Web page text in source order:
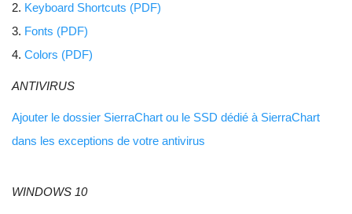
2. Keyboard Shortcuts (PDF)
3. Fonts (PDF)
4. Colors (PDF)
ANTIVIRUS
Ajouter le dossier SierraChart ou le SSD dédié à SierraChart
dans les exceptions de votre antivirus
WINDOWS 10